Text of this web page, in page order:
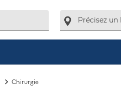
Chirurgie